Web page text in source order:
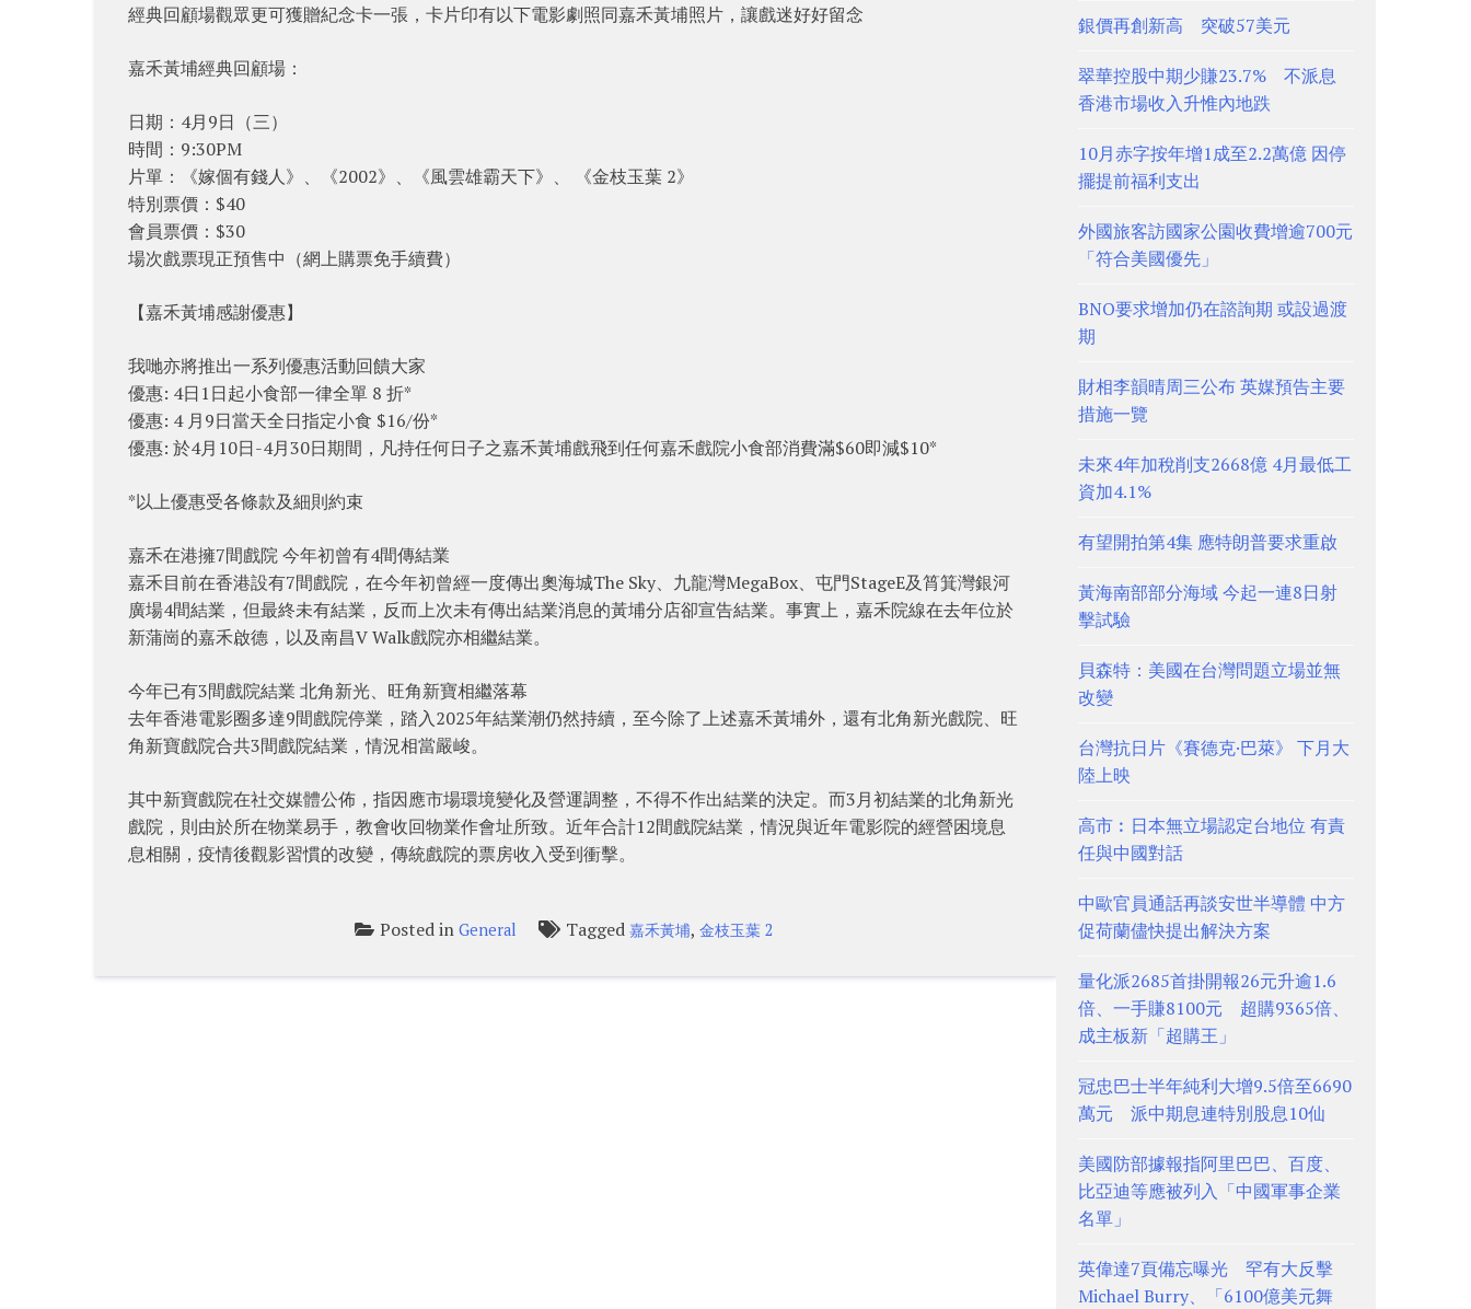
經典回顧場觀眾更可獲贈紀念卡一張，卡片印有以下電影劇照同嘉禾黃埔照片，讓戲迷好好留念
嘉禾黃埔經典回顧場：
日期：4月9日（三）
時間：9:30PM
片單：《嫁個有錢人》、《2002》、《風雲雄霸天下》、 《金枝玉葉 2》
特別票價：$40
會員票價：$30
場次戲票現正預售中（網上購票免手續費）
【嘉禾黃埔感謝優惠】
我哋亦將推出一系列優惠活動回饋大家
優惠: 4日1日起小食部一律全單 8 折*
優惠: 4 月9日當天全日指定小食 $16/份*
優惠: 於4月10日-4月30日期間，凡持任何日子之嘉禾黃埔戲飛到任何嘉禾戲院小食部消費滿$60即減$10*
*以上優惠受各條款及細則約束
嘉禾在港擁7間戲院 今年初曾有4間傳結業
嘉禾目前在香港設有7間戲院，在今年初曾經一度傳出奧海城The Sky、九龍灣MegaBox、屯門StageE及筲箕灣銀河
廣場4間結業，但最終未有結業，反而上次未有傳出結業消息的黃埔分店卻宣告結業。事實上，嘉禾院線在去年位於
新蒲崗的嘉禾啟德，以及南昌V Walk戲院亦相繼結業。
今年已有3間戲院結業 北角新光、旺角新寶相繼落幕
去年香港電影圈多達9間戲院停業，踏入2025年結業潮仍然持續，至今除了上述嘉禾黃埔外，還有北角新光戲院、旺
角新寶戲院合共3間戲院結業，情況相當嚴峻。
其中新寶戲院在社交媒體公佈，指因應市場環境變化及營運調整，不得不作出結業的決定。而3月初結業的北角新光
戲院，則由於所在物業易手，教會收回物業作會址所致。近年合計12間戲院結業，情況與近年電影院的經營困境息
息相關，疫情後觀影習慣的改變，傳統戲院的票房收入受到衝擊。
Posted inGeneral Tagged嘉禾黃埔,金枝玉葉 2
銀價再創新高 突破57美元
翠華控股中期少賺23.7% 不派息
香港市場收入升惟內地跌
10月赤字按年增1成至2.2萬億 因停
擺提前福利支出
外國旅客訪國家公園收費增逾700元
「符合美國優先」
BNO要求增加仍在諮詢期 或設過渡
期
財相李韻晴周三公布 英媒預告主要
措施一覽
未來4年加稅削支2668億 4月最低工
資加4.1%
有望開拍第4集 應特朗普要求重啟
黃海南部部分海域 今起一連8日射
擊試驗
貝森特：美國在台灣問題立場並無
改變
台灣抗日片《賽德克·巴萊》 下月大
陸上映
高市︰日本無立場認定台地位 有責
任與中國對話
中歐官員通話再談安世半導體 中方
促荷蘭儘快提出解決方案
量化派2685首掛開報26元升逾1.6
倍、一手賺8100元 超購9365倍、
成主板新「超購王」
冠忠巴士半年純利大增9.5倍至6690
萬元 派中期息連特別股息10仙
美國防部據報指阿里巴巴、百度、
比亞迪等應被列入「中國軍事企業
名單」
英偉達7頁備忘曝光 罕有大反擊
Michael Burry、「6100億美元舞